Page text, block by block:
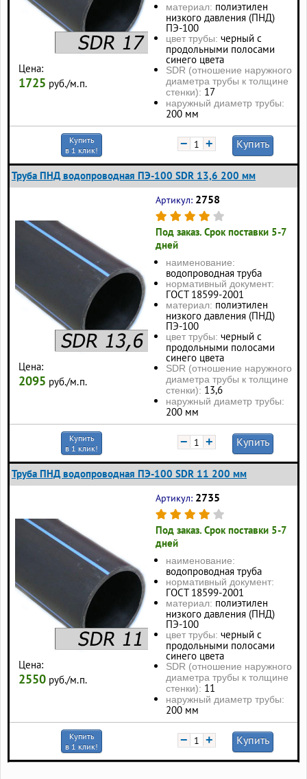
Цена:
1725 руб./м.п.
материал: полиэтилен
низкого давления (ПНД)
ПЭ-100
цвет трубы: черный с
продольными полосами
синего цвета
SDR (отношение наружного
диаметра трубы к толщине
стенки): 17
наружный диаметр трубы:
200 мм
Купить
в 1 клик!
− + Купить
Труба ПНД водопроводная ПЭ-100 SDR 13,6 200 мм
Цена:
2095 руб./м.п.
Артикул: 2758
Под заказ. Срок поставки 5-7
дней
наименование:
водопроводная труба
нормативный документ:
ГОСТ 18599-2001
материал: полиэтилен
низкого давления (ПНД)
ПЭ-100
цвет трубы: черный с
продольными полосами
синего цвета
SDR (отношение наружного
диаметра трубы к толщине
стенки): 13,6
наружный диаметр трубы:
200 мм
Купить
в 1 клик!
− + Купить
Труба ПНД водопроводная ПЭ-100 SDR 11 200 мм
Цена:
2550 руб./м.п.
Артикул: 2735
Под заказ. Срок поставки 5-7
дней
наименование:
водопроводная труба
нормативный документ:
ГОСТ 18599-2001
материал: полиэтилен
низкого давления (ПНД)
ПЭ-100
цвет трубы: черный с
продольными полосами
синего цвета
SDR (отношение наружного
диаметра трубы к толщине
стенки): 11
наружный диаметр трубы:
200 мм
Купить
в 1 клик!
− + Купить